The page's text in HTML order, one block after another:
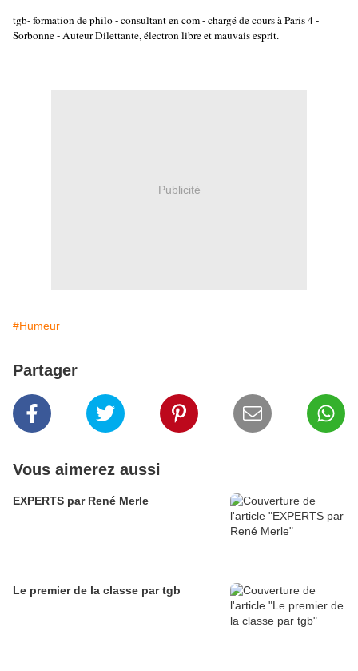
tgb- formation de philo - consultant en com - chargé de cours à Paris 4 -
Sorbonne - Auteur Dilettante, électron libre et mauvais esprit.
Publicité
#Humeur
Partager
Vous aimerez aussi
EXPERTS par René Merle
Le premier de la classe par tgb